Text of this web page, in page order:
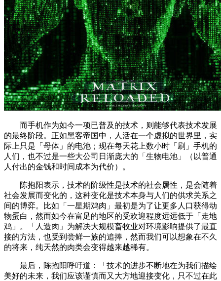
而手机作为如今一项已普及的技术，则能够代表技术发展
的最终阶段。正如黑客帝国中，人活在一个虚拟的世界里，实
际上只是「母体」的电池；现在每天花上数小时「刷」手机的
人们，也不过是一些大公司日渐庞大的「生物电池」（以普通
人付出的金钱和时间成本为代价）。
陈抱阳表示，技术的阶级性是技术的社会属性，是会随着
社会发展而变化的，这种变化是技术本身与人们的供求关系之
间的博弈。比如「一星期鸡肉」最初是为了让更多人口获得动
物蛋白，然而如今在富足的地区的受欢迎程度远远低于「走地
鸡」。「人造肉」为解决大规模畜牧业对环境影响提供了最直
接的方法，也受到尝鲜一族的追捧，然而我们可以想象在不久
的将来，纯天然的肉类会变得越来越稀有。
最后，陈抱阳呼吁道：「技术的进步不断地在为我们描绘
美好的未来，我们应该谨慎而又大方地迎接变化，只不过在此